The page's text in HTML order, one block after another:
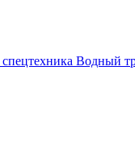
Водный